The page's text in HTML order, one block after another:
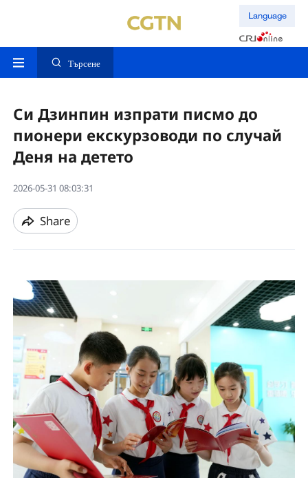
Language
Търсене
Си Дзинпин изпрати писмо до
пионери екскурзоводи по случай
Деня на детето
2026-05-31 08:03:31
Share